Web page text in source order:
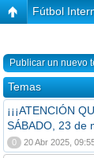
Fútbol
Publicar un nuevo
Temas
¡¡¡ATENCIÓN
SÁBADO, 23 de
0 20 Abr 2025,